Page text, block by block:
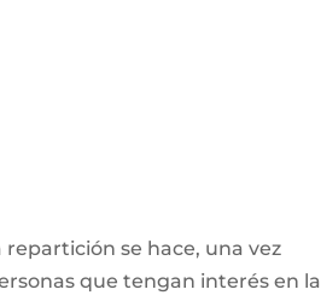
se hace, una vez
que tengan interés en la